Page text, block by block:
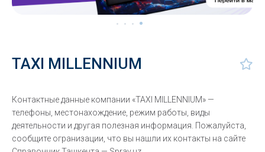
TAXI MILLENNIUM
Контактные данные компании «TAXI MILLENNIUM» —
телефоны, местонахождение, режим работы, виды
деятельности и другая полезная информация. Пожалуйста,
сообщите огранизации, что вы нашли их контакты на сайте